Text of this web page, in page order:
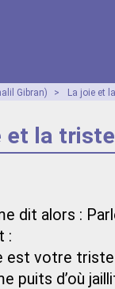
Gibran) > La joie et
et la
dit alors :
:
est votre
puits d’où